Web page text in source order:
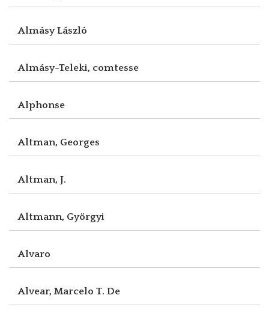
Almásy László
Almásy-Teleki, comtesse
Alphonse
Altman, Georges
Altman, J.
Altmann, Györgyi
Alvaro
Alvear, Marcelo T. De